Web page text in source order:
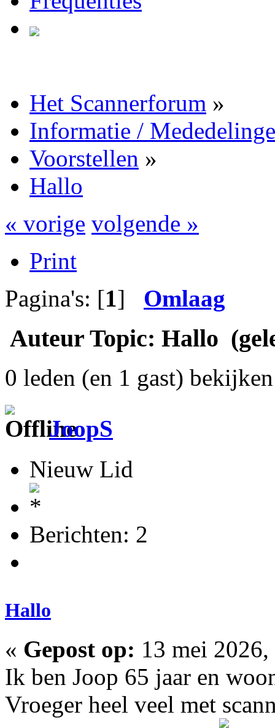
Het Scannerforum »
Informatie /
Voorstellen »
Hallo
« vorige volgende »
Print
Pagina's: [1] Omlaag
Auteur Topic: Hallo
0 leden (en 1 gast)
JoopS
Nieuw Lid
Berichten: 2
Hallo
« Gepost op: 13 mei
Ik ben Joop 65 jaar en
Vroeger heel veel met